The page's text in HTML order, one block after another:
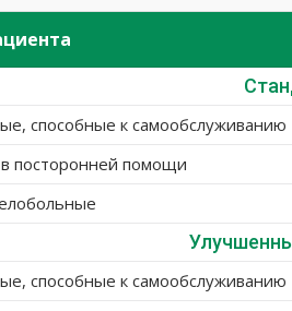
способные к самообслуживанию
посторонней помощи
способные к самообслуживанию